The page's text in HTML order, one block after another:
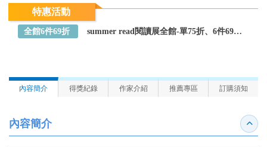
特惠活動
全館6件69折 summer read閱讀展全館-單75折、6件69折～全館任選
內容簡介 得獎紀錄 作家介紹 推薦專區 訂購須知
內容簡介 收合